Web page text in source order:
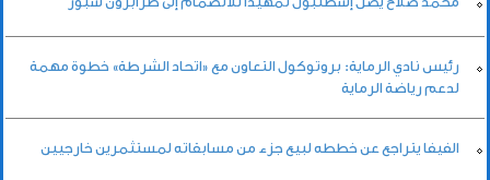
رئيس نادي الرماية: بروتوكول التعاون مع «اتحاد الشرطة» خطوة مهمة
لدعم رياضة الرماية
الفيفا يتراجع عن خططه لبيع جزء من مسابقاته لمستثمرين خارجيين